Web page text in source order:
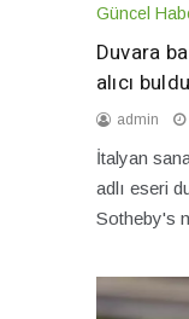
Güncel
Duvara
alıcı buldu
admin
İtalyan
adlı eseri
Sotheby's